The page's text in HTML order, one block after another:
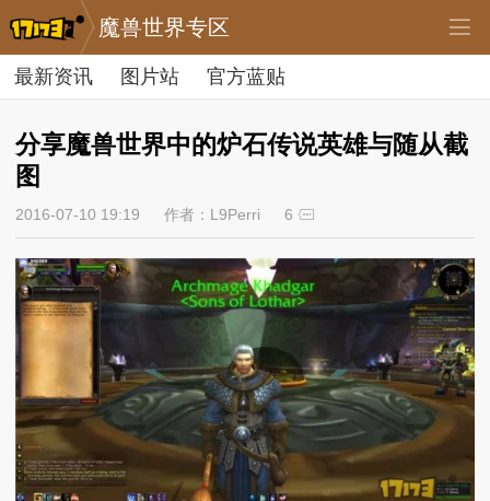
魔兽世界专区
最新资讯 图片站 官方蓝贴
分享魔兽世界中的炉石传说英雄与随从截
图
2016-07-10 19:19 作者：L9Perri 6